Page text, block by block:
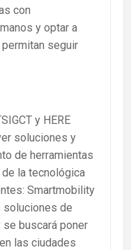
con
y optar a
seguir
y HERE
soluciones y
de herramientas
la tecnológica
Smartmobility
soluciones de
buscará poner
las ciudades